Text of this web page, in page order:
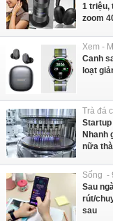
1 triệu,
zoom
Xem -
Canh
loạt
Trà đá
Nhanh
nữa
Sống -
Sau
rút/
sau